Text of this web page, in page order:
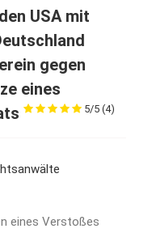
USA mit
gegen
eines
5/5 (4)
eines Verstoßes